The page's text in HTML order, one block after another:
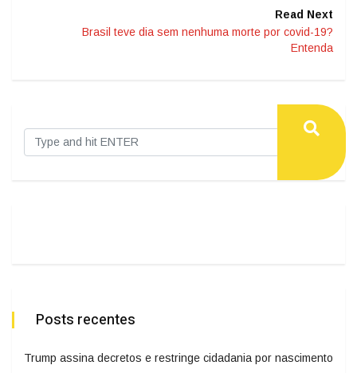
Read Next
Brasil teve dia sem nenhuma morte por covid-19?
Entenda
Posts recentes
Trump assina decretos e restringe cidadania por nascimento